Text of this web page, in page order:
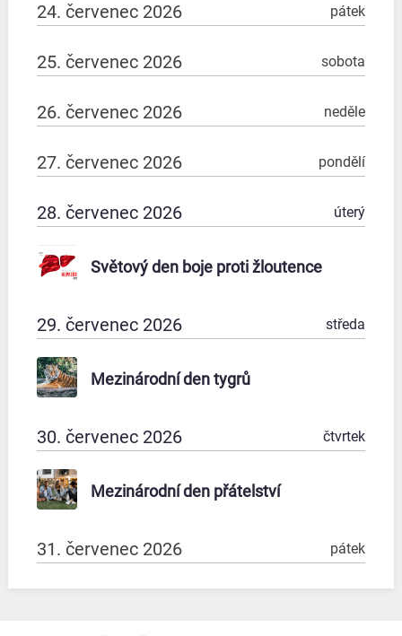
24. červenec 2026 pátek
25. červenec 2026 sobota
26. červenec 2026 neděle
27. červenec 2026 pondělí
28. červenec 2026 úterý
Světový den boje proti žloutence
29. červenec 2026 středa
Mezinárodní den tygrů
30. červenec 2026 čtvrtek
Mezinárodní den přátelství
31. červenec 2026 pátek